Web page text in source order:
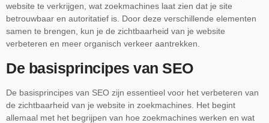
website te verkrijgen, wat zoekmachines laat zien dat je site
betrouwbaar en autoritatief is. Door deze verschillende elementen
samen te brengen, kun je de zichtbaarheid van je website
verbeteren en meer organisch verkeer aantrekken.
De basisprincipes van SEO
De basisprincipes van SEO zijn essentieel voor het verbeteren van
de zichtbaarheid van je website in zoekmachines. Het begint
allemaal met het begrijpen van hoe zoekmachines werken en wat